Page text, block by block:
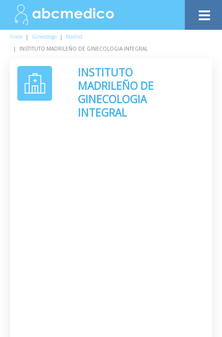
Inicio | Ginecólogo |
Madrid
|
INSTITUTO MADRILEÑO DE GINECOLOGIA INTEGRAL
INSTITUTO
MADRILEÑO DE
GINECOLOGIA
INTEGRAL